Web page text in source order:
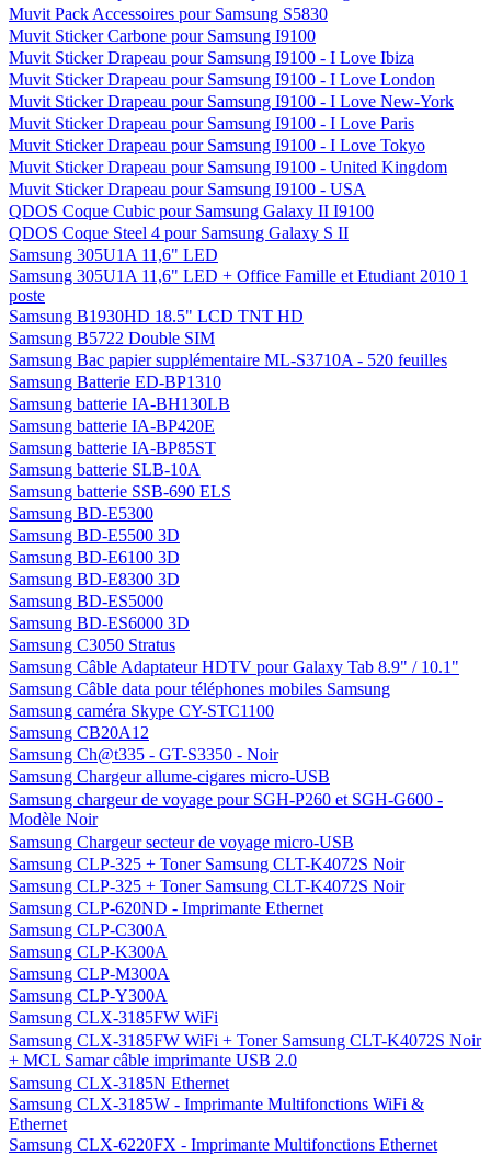
Muvit Pack Accessoires pour Samsung S5830
Muvit Sticker Carbone pour Samsung I9100
Muvit Sticker Drapeau pour Samsung I9100 - I Love Ibiza
Muvit Sticker Drapeau pour Samsung I9100 - I Love London
Muvit Sticker Drapeau pour Samsung I9100 - I Love New-York
Muvit Sticker Drapeau pour Samsung I9100 - I Love Paris
Muvit Sticker Drapeau pour Samsung I9100 - I Love Tokyo
Muvit Sticker Drapeau pour Samsung I9100 - United Kingdom
Muvit Sticker Drapeau pour Samsung I9100 - USA
QDOS Coque Cubic pour Samsung Galaxy II I9100
QDOS Coque Steel 4 pour Samsung Galaxy S II
Samsung 305U1A 11,6" LED
Samsung 305U1A 11,6" LED + Office Famille et Etudiant 2010 1
poste
Samsung B1930HD 18.5" LCD TNT HD
Samsung B5722 Double SIM
Samsung Bac papier supplémentaire ML-S3710A - 520 feuilles
Samsung Batterie ED-BP1310
Samsung batterie IA-BH130LB
Samsung batterie IA-BP420E
Samsung batterie IA-BP85ST
Samsung batterie SLB-10A
Samsung batterie SSB-690 ELS
Samsung BD-E5300
Samsung BD-E5500 3D
Samsung BD-E6100 3D
Samsung BD-E8300 3D
Samsung BD-ES5000
Samsung BD-ES6000 3D
Samsung C3050 Stratus
Samsung Câble Adaptateur HDTV pour Galaxy Tab 8.9" / 10.1"
Samsung Câble data pour téléphones mobiles Samsung
Samsung caméra Skype CY-STC1100
Samsung CB20A12
Samsung Ch@t335 - GT-S3350 - Noir
Samsung Chargeur allume-cigares micro-USB
Samsung chargeur de voyage pour SGH-P260 et SGH-G600 -
Modèle Noir
Samsung Chargeur secteur de voyage micro-USB
Samsung CLP-325 + Toner Samsung CLT-K4072S Noir
Samsung CLP-325 + Toner Samsung CLT-K4072S Noir
Samsung CLP-620ND - Imprimante Ethernet
Samsung CLP-C300A
Samsung CLP-K300A
Samsung CLP-M300A
Samsung CLP-Y300A
Samsung CLX-3185FW WiFi
Samsung CLX-3185FW WiFi + Toner Samsung CLT-K4072S Noir
+ MCL Samar câble imprimante USB 2.0
Samsung CLX-3185N Ethernet
Samsung CLX-3185W - Imprimante Multifonctions WiFi &
Ethernet
Samsung CLX-6220FX - Imprimante Multifonctions Ethernet